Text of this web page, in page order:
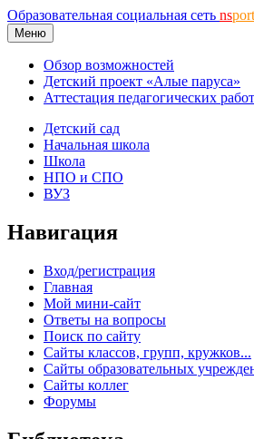
Образовательная социальная сеть ns
Меню
Обзор возможностей
Детский проект «Алые паруса»
Аттестация педагогических
Детский сад
Начальная школа
Школа
НПО и СПО
ВУЗ
Навигация
Вход/регистрация
Главная
Мой мини-сайт
Ответы на вопросы
Поиск по сайту
Сайты классов, групп, кружков...
Сайты образовательных
Сайты коллег
Форумы